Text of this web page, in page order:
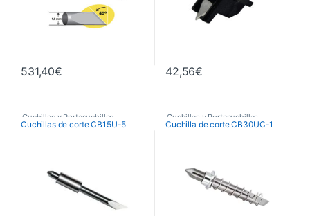
531,40€ 42,56€
Cuchillas y Portacuchillas
Graphtec
Cuchillas de corte CB15U-5
Cuchillas y Portacuchillas
Graphtec
Cuchilla de corte CB30UC-1